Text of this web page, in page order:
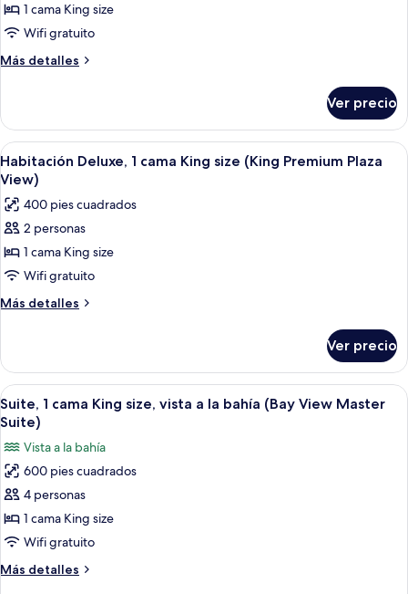
Room)
de
Habitación
estándar,
1
King
size
(Best
Available
King)
1 cama King size
Wifi gratuito
Más detalles
Más
estándar,
cama
King
(Best
Available
Ver precio
Abrir
todas
las
fotos
de
Habitación
Deluxe,
1
size
(King
Premium
Plaza
View)
Una habitación de hotel con una
5
Habitación Deluxe, 1 cama King size (King Premium Plaza
View)
400 pies cuadrados
2 personas
1 cama King size
Wifi gratuito
Más detalles
Más
Deluxe,
cama
King
(King
Premium
Plaza
View)
Ver precio
Abrir
todas
fotos
de
Suite,
1
cama
King
size,
Una habitación de hotel con una
5
Suite, 1 cama King size, vista a la bahía (Bay View Master
Suite)
Vista a la bahía
600 pies cuadrados
4 personas
1 cama King size
Wifi gratuito
Más detalles
Más